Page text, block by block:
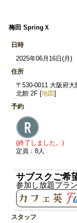
梅田 SpringＸ
日時
2025年06月16日(月
住所
〒530-0011 大阪府
北館 2F [地図]
予約
(終了しました。)
定員：8人
サブスクご希
参加し放題プラン
スタッフ